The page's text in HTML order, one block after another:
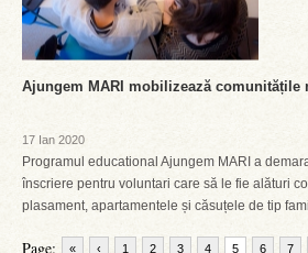
Ajungem MARI mobilizează comunitățile
17 Ian 2020
Programul educational Ajungem MARI a
înscriere pentru voluntari care să le fie alături
plasament, apartamentele și căsuțele de tip
Page: « ‹ 1 2 3 4 5 6 7